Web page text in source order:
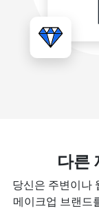
다른
당신은 주변이나
메이크업 브랜드